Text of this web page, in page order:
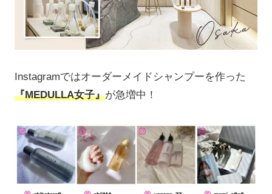
Instagramではオーダーメイドシャンプーを作った
『MEDULLA女子』が急増中！